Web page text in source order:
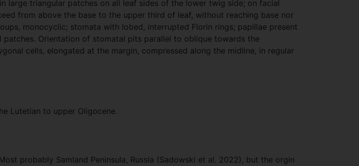
large triangular patches on all leaf sides of the lower twig side; on facial
from above the base to the upper third of leaf, without reaching base nor
monocyclic; stomata with lobed, interrupted Florin rings; papillae present
Orientation of stomatal pits parallel to oblique towards the
cells, elongated at the margin, compressed along the midline, in regular
Lutetian to upper Oligocene.
probably Samland Peninsula, Russia (Sadowski et al. 2022), but the orgin